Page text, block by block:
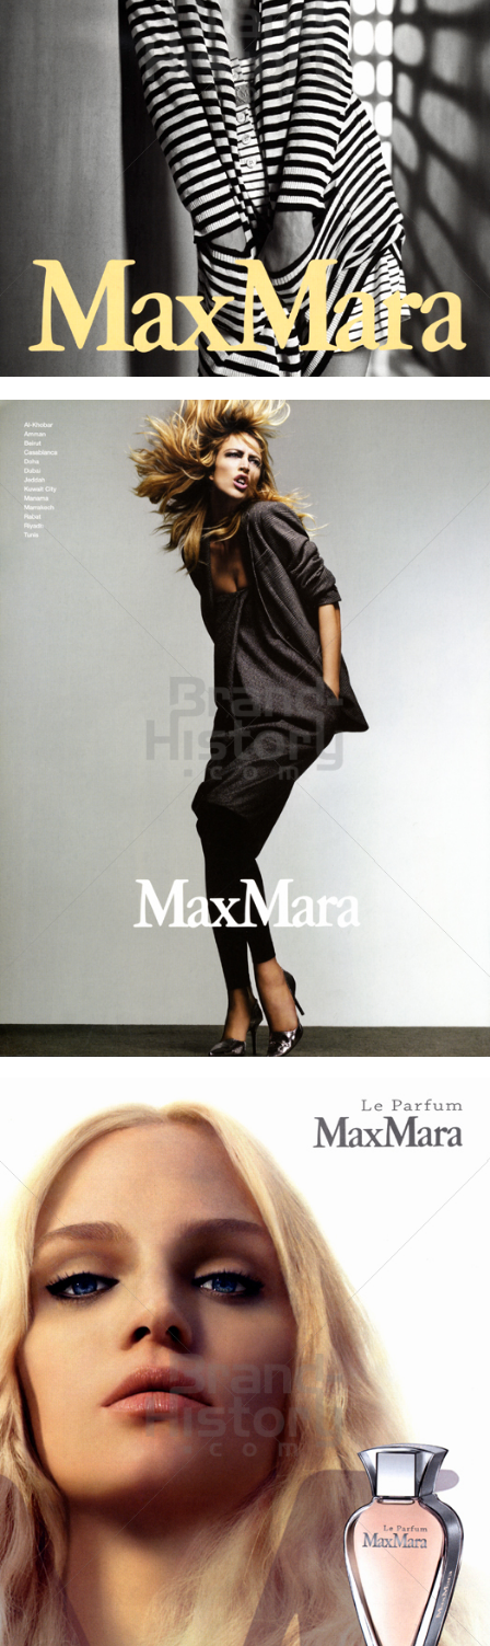
MaxMara Max Mara Fashion Group 2006
Bild-ID: 60854
Max Mara Fashion Group
Max Mara Fashion Group 2008